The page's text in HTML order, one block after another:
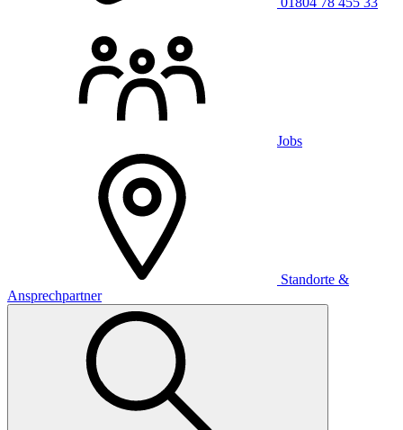
Jobs
Standorte &
Ansprechpartner